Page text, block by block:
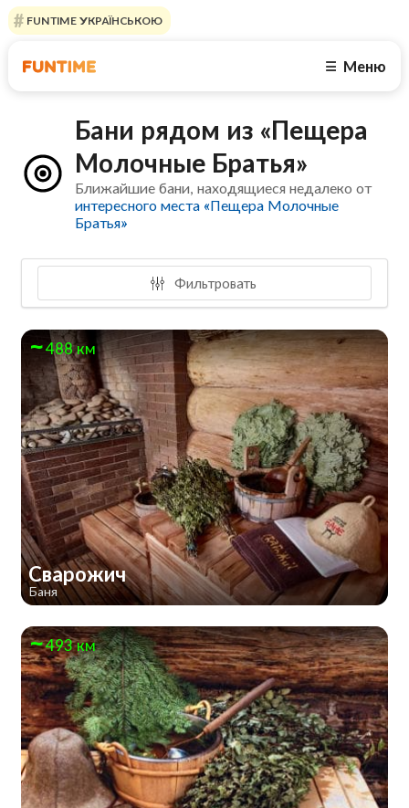
FUNTIME УКРАЇНСЬКОЮ
☰ Меню
Бани рядом из «Пещера
Молочные Братья»
Ближайшие бани, находящиеся недалеко от
интересного места «Пещера Молочные
Братья»
Фильтровать
488 км
Сварожич
Баня
493 км